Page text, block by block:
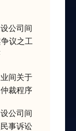
公司间
议之工
间关于
裁程序
公司间
事诉讼